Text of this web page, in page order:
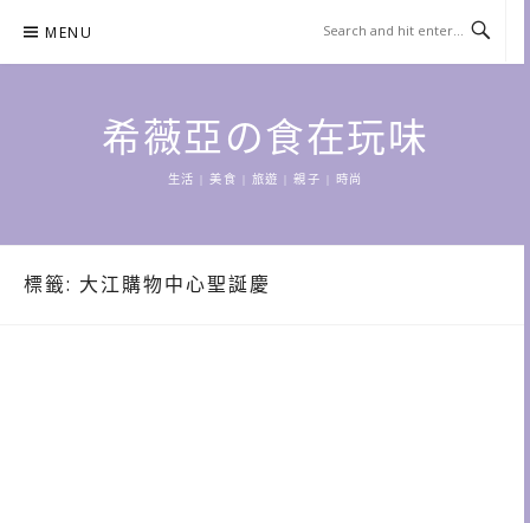
content
MENU
希薇亞の食在玩味
生活 | 美食 | 旅遊 | 親子 | 時尚
標籤: 大江購物中心聖誕慶